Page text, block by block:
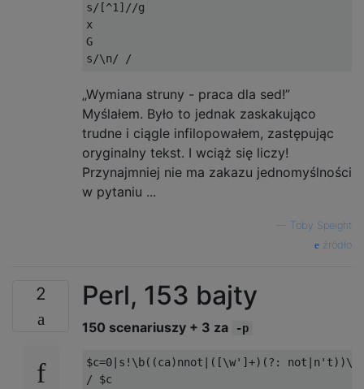
s/[^1]//g
x
G
s/\n/ /
„Wymiana struny - praca dla sed!”
Myślałem. Było to jednak zaskakująco
trudne i ciągle infilopowałem, zastępując
oryginalny tekst. I wciąż się liczy!
Przynajmniej nie ma zakazu jednomyślności
w pytaniu ...
Toby Speight
źródło
2 Perl, 153 bajty
150 scenariuszy + 3 za -p
$c=0 s ! \b((ca)nnot |([\w']+)(?: not|n' t))\b
/